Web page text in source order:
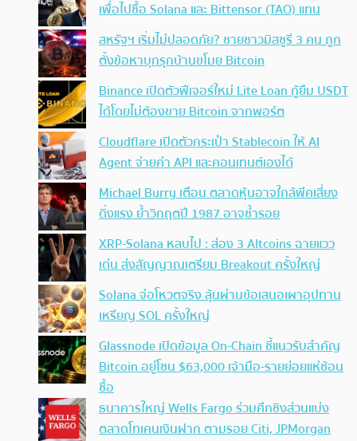
เพื่อไปซื้อ Solana และ Bittensor (TAO) แทน
สหรัฐฯ เริ่มไม่ปลอดภัย? ชายชาวมิสซูรี 3 คน ถูก
ตั้งข้อหาบุกรุกบ้านขโมย Bitcoin
Binance เปิดตัวฟีเจอร์ใหม่ Lite Loan กู้ยืม USDT
ได้โดยไม่ต้องขาย Bitcoin จากพอร์ต
Cloudflare เปิดตัวกระเป๋า Stablecoin ให้ AI
Agent จ่ายค่า API และคอนเทนต์เองได้
Michael Burry เตือน ตลาดหุ้นอาจใกล้พีคเสี่ยง
ดิ่งแรง ย้ำวิกฤตปี 1987 อาจซ้ำรอย
XRP-Solana หลบไป : ส่อง 3 Altcoins ฉายแวว
เด่น ส่งสัญญาณเตรียม Breakout ครั้งใหญ่
Solana จ่อโหวตจริง ลุ้นผ่านข้อเสนอเผาอุปทาน
เหรียญ SOL ครั้งใหญ่
Glassnode เปิดข้อมูล On-Chain ชี้แนวรับสำคัญ
Bitcoin อยู่โซน $63,000 เจ้ามือ-รายย่อยแห่ช้อน
ซื้อ
ธนาคารใหญ่ Wells Fargo ร่วมศึกชิงส่วนแบ่ง
ตลาดโทเคนเงินฝาก ตามรอย Citi, JPMorgan